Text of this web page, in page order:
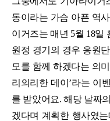
동이라는 가슴 아픈 역
이거즈는 매년 5월 18일
원정 경기의 경우 응원
모를 함께 하겠다는 의
리의리한 데이’라는 이
를 받았어요. 해당 날짜
겠다며 계획한 행사였